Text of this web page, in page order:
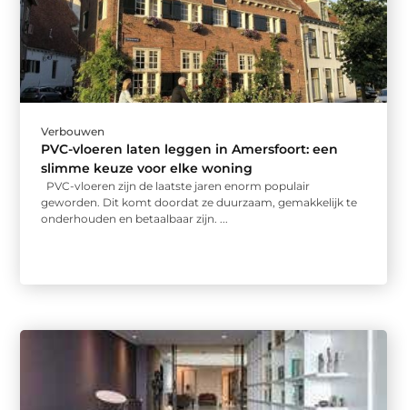
Verbouwen
PVC-vloeren laten leggen in Amersfoort: een
slimme keuze voor elke woning
PVC-vloeren zijn de laatste jaren enorm populair
geworden. Dit komt doordat ze duurzaam, gemakkelijk te
onderhouden en betaalbaar zijn. ...